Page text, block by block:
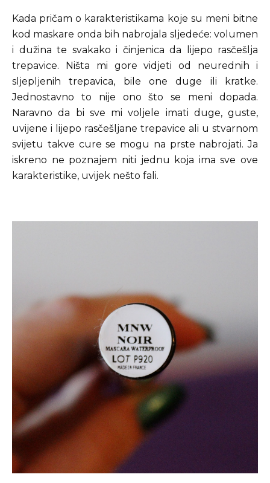
Kada pričam o karakteristikama koje su meni bitne
kod maskare onda bih nabrojala sljedeće: volumen
i dužina te svakako i činjenica da lijepo rasčešlja
trepavice. Ništa mi gore vidjeti od neurednih i
sljepljenih trepavica, bile one duge ili kratke.
Jednostavno to nije ono što se meni dopada.
Naravno da bi sve mi voljele imati duge, guste,
uvijene i lijepo rasčešljane trepavice ali u stvarnom
svijetu takve cure se mogu na prste nabrojati. Ja
iskreno ne poznajem niti jednu koja ima sve ove
karakteristike, uvijek nešto fali.